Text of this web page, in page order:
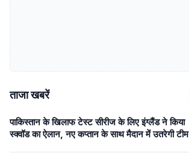
ताजा खबरें
पाकिस्तान के खिलाफ टेस्ट सीरीज के लिए इंग्लैंड ने किया
स्क्वॉड का ऐलान, नए कप्तान के साथ मैदान में उतरेगी टीम